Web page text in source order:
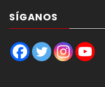
SÍGANOS